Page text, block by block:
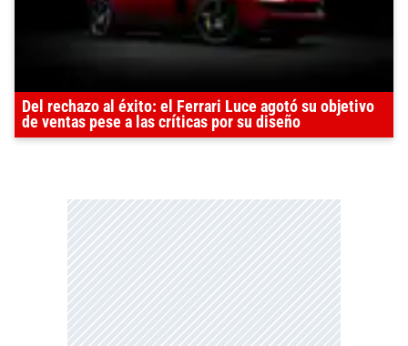
Del rechazo al éxito: el Ferrari Luce agotó su objetivo
de ventas pese a las críticas por su diseño